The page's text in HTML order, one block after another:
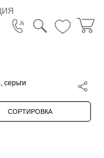
серьги
СОРТИРОВКА